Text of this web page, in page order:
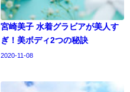
宮崎美子 水着グラビアが美人す
ぎ！美ボディ2つの秘訣
2020-11-08